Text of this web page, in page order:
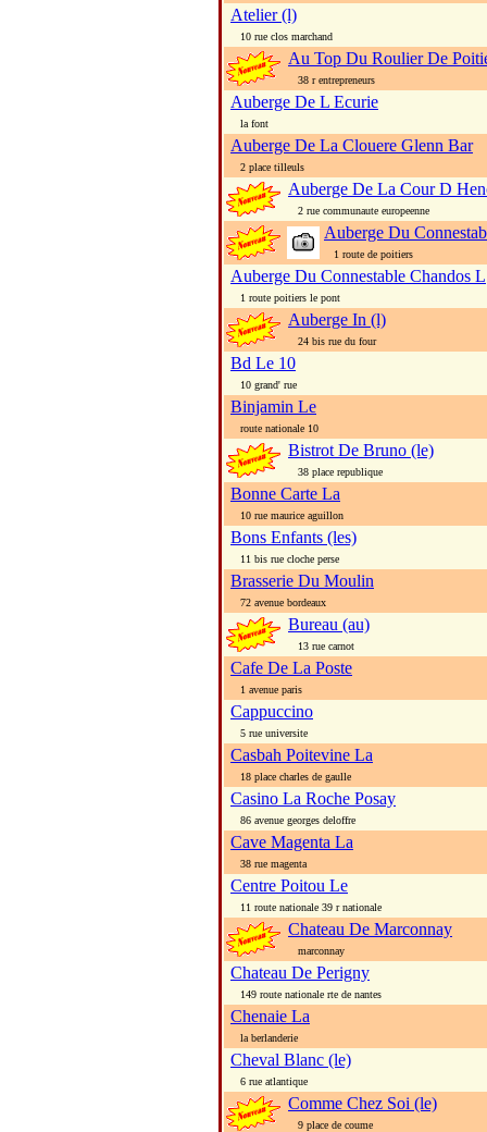
Atelier (l)
10 rue clos marchand
Au Top Du Roulier De
38 r entrepreneurs
Auberge De L Ecurie
la font
Auberge De La Clouere Glenn Bar
2 place tilleuls
Auberge De La Cour D
2 rue communaute europeenne
Auberge Du
1 route de poitiers
Auberge Du Connestable Chandos L
1 route poitiers le pont
Auberge In (l)
24 bis rue du four
Bd Le 10
10 grand' rue
Binjamin Le
route nationale 10
Bistrot De Bruno (le)
38 place republique
Bonne Carte La
10 rue maurice aguillon
Bons Enfants (les)
11 bis rue cloche perse
Brasserie Du Moulin
72 avenue bordeaux
Bureau (au)
13 rue carnot
Cafe De La Poste
1 avenue paris
Cappuccino
5 rue universite
Casbah Poitevine La
18 place charles de gaulle
Casino La Roche Posay
86 avenue georges deloffre
Cave Magenta La
38 rue magenta
Centre Poitou Le
11 route nationale 39 r nationale
Chateau De Marconnay
marconnay
Chateau De Perigny
149 route nationale rte de nantes
Chenaie La
la berlanderie
Cheval Blanc (le)
6 rue atlantique
Comme Chez Soi (le)
9 place de coume